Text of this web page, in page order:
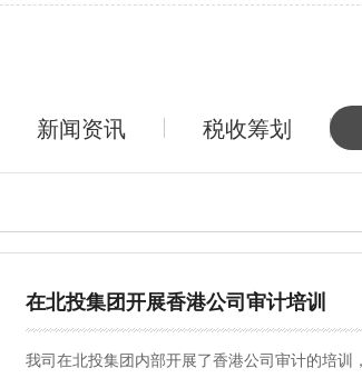
新闻资讯 税收筹划
在北投集团开展香港公司审计培训
我司在北投集团内部开展了香港公司审计的培